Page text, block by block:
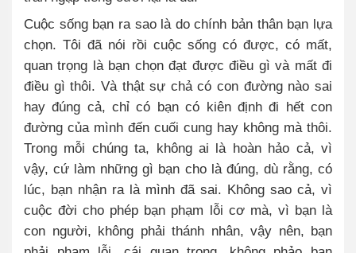
Cuộc sống bạn ra sao là do chính bản thân bạn lựa
chọn. Tôi đã nói rồi cuộc sống có được, có mất,
quan trọng là bạn chọn đạt được điều gì và mất đi
điều gì thôi. Và thật sự chả có con đường nào sai
hay đúng cả, chỉ có bạn có kiên định đi hết con
đường của mình đến cuối cung hay không mà thôi.
Trong mỗi chúng ta, không ai là hoàn hảo cả, vì
vậy, cứ làm những gì bạn cho là đúng, dù rằng, có
lúc, bạn nhận ra là mình đã sai. Không sao cả, vì
cuộc đời cho phép bạn phạm lỗi cơ mà, vì bạn là
con người, không phải thánh nhân, vậy nên, bạn